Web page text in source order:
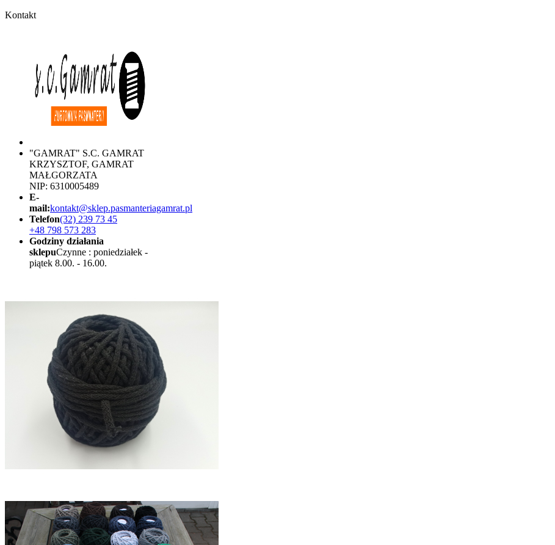
Kontakt
"GAMRAT" S.C. GAMRAT
KRZYSZTOF, GAMRAT
MAŁGORZATA
NIP: 6310005489
E-
mail:kontakt@sklep.pasmanteriagamrat.pl
Telefon(32) 239 73 45
+48 798 573 283
Godziny działania
sklepuCzynne : poniedziałek -
piątek 8.00. - 16.00.